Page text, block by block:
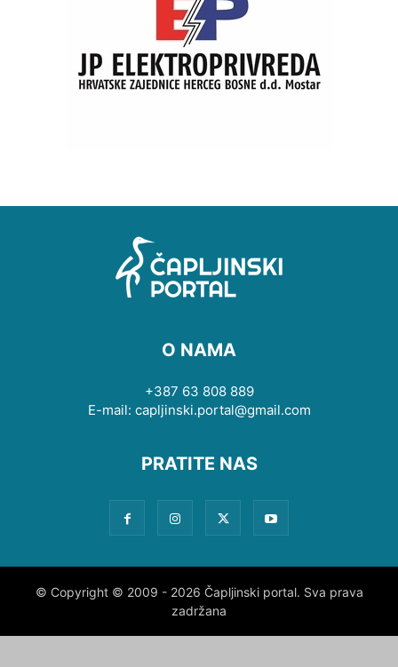
O NAMA
+387 63 808 889
E-mail: capljinski.portal@gmail.com
PRATITE NAS
© Copyright © 2009 - 2026 Čapljinski portal. Sva prava
zadržana